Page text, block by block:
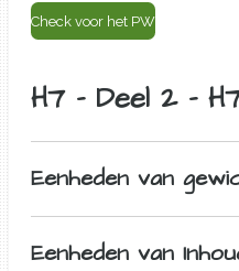
Check voor het PW
H7 - Deel 2 -
Eenheden van
Eenheden van